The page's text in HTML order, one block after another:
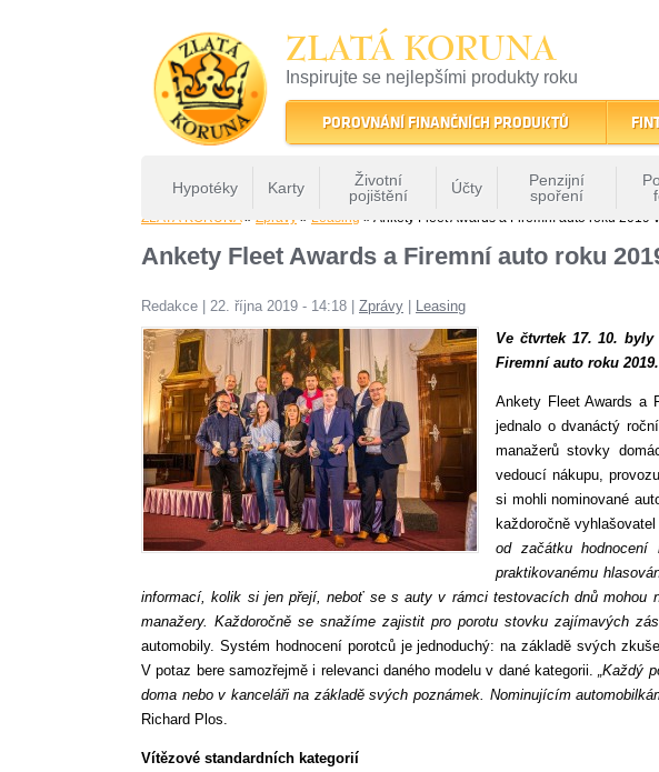
ZLATÁ KORUNA
Inspirujte se nejlepšími produkty roku
22 let tradice a kvality na finančním trhu
POROVNÁNÍ FINANČNÍCH PRODUKTŮ
Hypotéky Karty
Životní
pojištění
Účty
Penzijní
spoření
ZLATÁ KORUNA» Zprávy » Leasing » Ankety Fleet Awards a Firemní auto roku 2019
Ankety Fleet Awards a Firemní auto roku
Redakce 22. října 2019 - 14:18 Zprávy
Leasing
Ve čtvrtek 17. 10.
Firemní auto roku
Ankety Fleet Awards a
jednalo o dvanáctý
manažerů stovky
vedoucí nákupu,
si mohli nominované
každoročně
od začátku
praktikovanému
informací, kolik si jen přejí, neboť se s auty v rámci testovacích dnů
manažery. Každoročně se snažíme zajistit pro porotu stovku zajímavých
automobily. Systém hodnocení porotců je jednoduchý: na základě svých
V potaz bere samozřejmě i relevanci daného modelu v dané kategorii.„Každý
doma nebo v kanceláři na základě svých poznámek. Nominujícím
Richard Plos.
Vítězové standardních kategorií